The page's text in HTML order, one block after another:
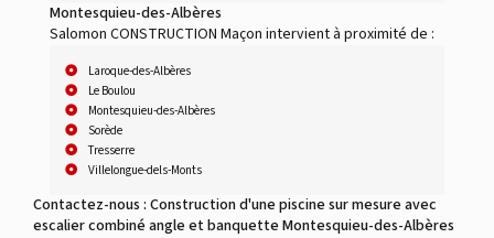
Montesquieu-des-Albères
Salomon CONSTRUCTION Maçon intervient à proximité de :
Laroque-des-Albères
Le Boulou
Montesquieu-des-Albères
Sorède
Tresserre
Villelongue-dels-Monts
Contactez-nous : Construction d'une piscine sur mesure avec
escalier combiné angle et banquette Montesquieu-des-Albères